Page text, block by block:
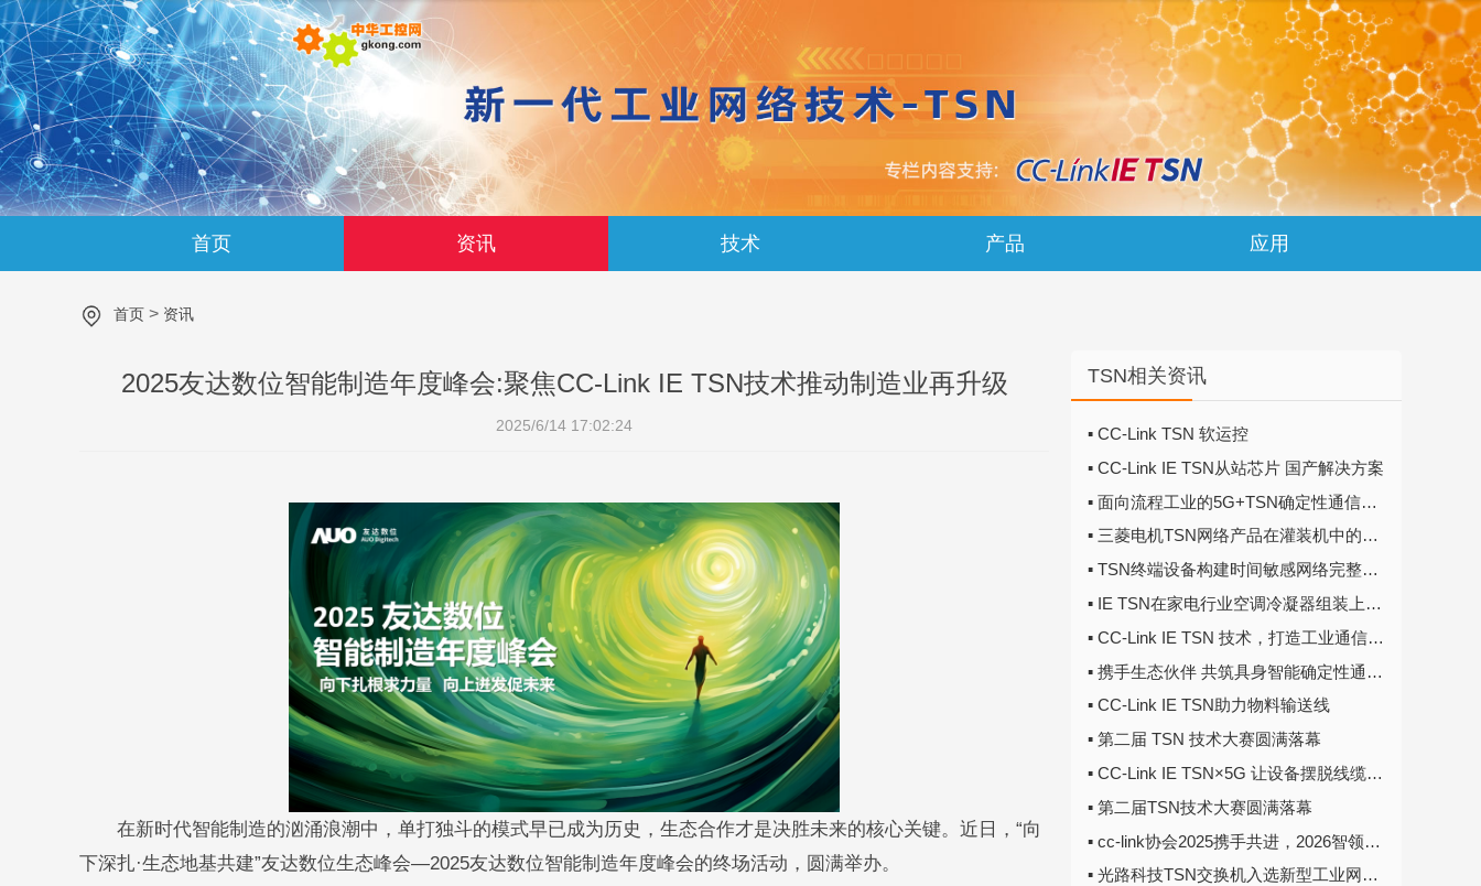
首页 资讯 技术 产品 应用
首页 > 资讯
​2025友达数位智能制造年度峰会:聚焦CC-Link IE TSN技术推动制造业再升级
2025/6/14 17:02:24
在新时代智能制造的汹涌浪潮中，单打独斗的模式早已成为历史，生态合作才是决胜未来的核心关键。近日，“向
下深扎·生态地基共建”友达数位生态峰会—2025友达数位智能制造年度峰会的终场活动，圆满举办。
TSN相关资讯
▪ CC-Link TSN 软运控
▪ CC-Link IE TSN从站芯片 国产解决方案
▪ 面向流程工业的5G+TSN确定性通信与控制协同关键技术研究——中国移动集团研究院 TSN技术大赛集锦
▪ 三菱电机TSN网络产品在灌装机中的应用——杭州和华 TSN技术大赛集锦
▪ TSN终端设备构建时间敏感网络完整系统与应用——广州虹科 TSN技术大赛集锦
▪ IE TSN在家电行业空调冷凝器组装上的应用——东莞创丰 TSN技术大赛集锦
▪ CC-Link IE TSN 技术，打造工业通信统一 “赛场规则”
▪ 携手生态伙伴 共筑具身智能确定性通信 “神经中枢”—CC-Link IE TSN
▪ CC-Link IE TSN助力物料输送线
▪ 第二届 TSN 技术大赛圆满落幕
▪ CC-Link IE TSN×5G 让设备摆脱线缆束缚
▪ 第二届TSN技术大赛圆满落幕
▪ cc-link协会2025携手共进，2026智领未来
▪ 光路科技TSN交换机入选新型工业网络产业链名录